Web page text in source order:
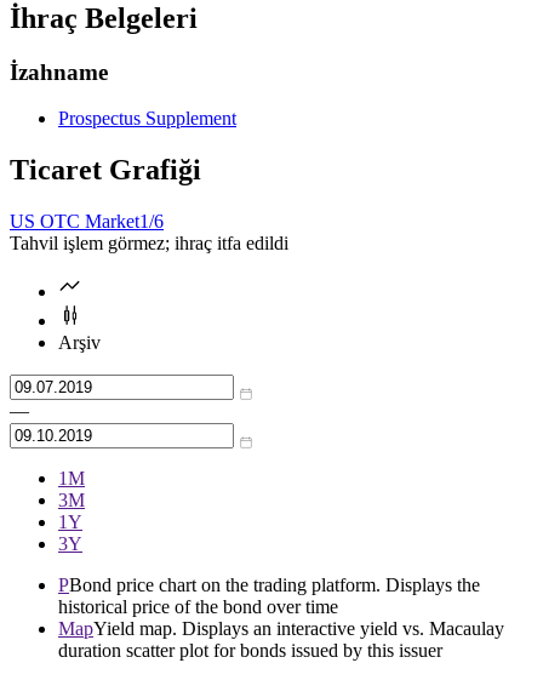
İhraç Belgeleri
İzahname
Prospectus Supplement
Ticaret Grafiği
US OTC Market1/6
Tahvil işlem görmez; ihraç itfa edildi
Arşiv
—
1М
3М
1Y
3Y
PBond price chart on the trading platform. Displays the
historical price of the bond over time
MapYield map. Displays an interactive yield vs. Macaulay
duration scatter plot for bonds issued by this issuer